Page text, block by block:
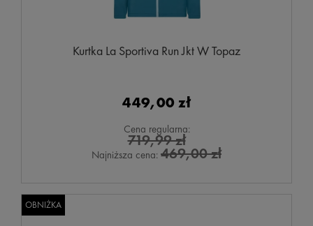
Kurtka La Sportiva Run Jkt W Topaz
449,00 zł
Cena regularna:
719,99 zł
Najniższa cena: 469,00 zł
OBNIŻKA